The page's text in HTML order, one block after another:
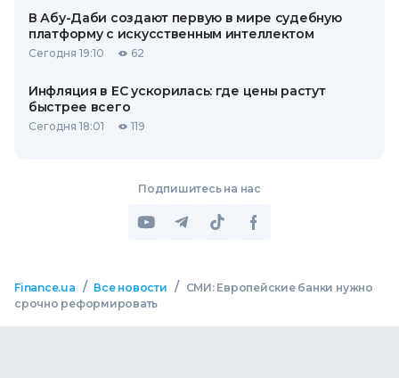
В Абу-Даби создают первую в мире судебную
платформу с искусственным интеллектом
Сегодня 19:10 62
Инфляция в ЕС ускорилась: где цены растут
быстрее всего
Сегодня 18:01 119
Подпишитесь на нас
Finance.ua / Все новости /
СМИ: Европейские банки нужно
срочно реформировать